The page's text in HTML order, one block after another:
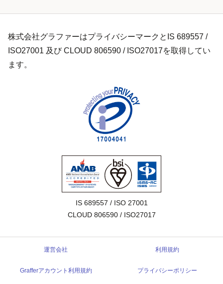
株式会社グラファーはプライバシーマークとIS 689557 /
ISO27001 及び CLOUD 806590 / ISO27017を取得してい
ます。
IS 689557 / ISO 27001
CLOUD 806590 / ISO27017
運営会社 利用規約
Grafferアカウント利用規約 プライバシーポリシー